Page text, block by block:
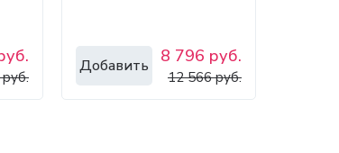
Добавить 8 796 руб.
12 566 руб.